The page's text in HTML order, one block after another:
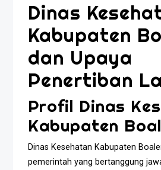
Dinas
Kabupaten
dan Upaya
Penertiban
Profil Dinas
Kabupaten
Dinas Kesehatan Kabupaten
pemerintah yang bertanggung